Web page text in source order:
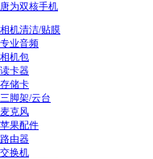
唐为双核手机
相机清洁/贴膜
专业音频
相机包
读卡器
存储卡
三脚架/云台
麦克风
苹果配件
路由器
交换机